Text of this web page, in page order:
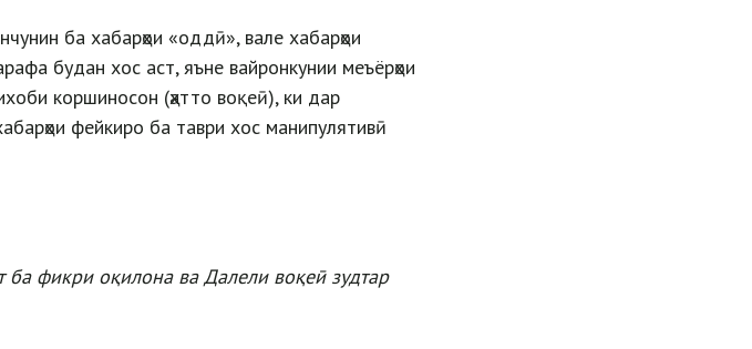
ба хабарҳои «оддӣ», вале хабарҳои
будан хос аст, яъне вайронкунии меъёрҳои
коршиносон (ҳатто воқеӣ), ки дар
фейкиро ба таври хос манипулятивӣ
фикри оқилона ва Далели воқеӣ зудтар